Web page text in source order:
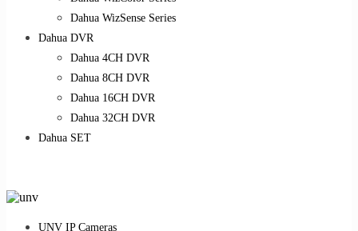
Dahua WizSense Series
Dahua DVR
Dahua 4CH DVR
Dahua 8CH DVR
Dahua 16CH DVR
Dahua 32CH DVR
Dahua SET
UNV IP Cameras